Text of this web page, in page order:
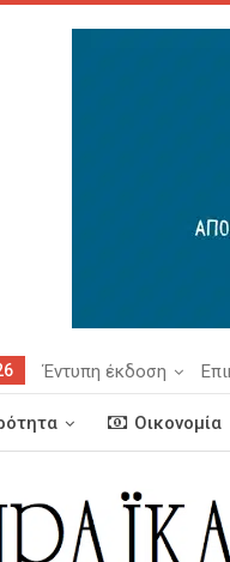
Έντυπη έκδοση
Οικονομία